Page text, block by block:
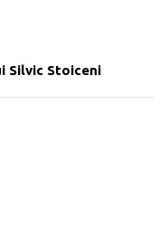
Silvic Stoiceni